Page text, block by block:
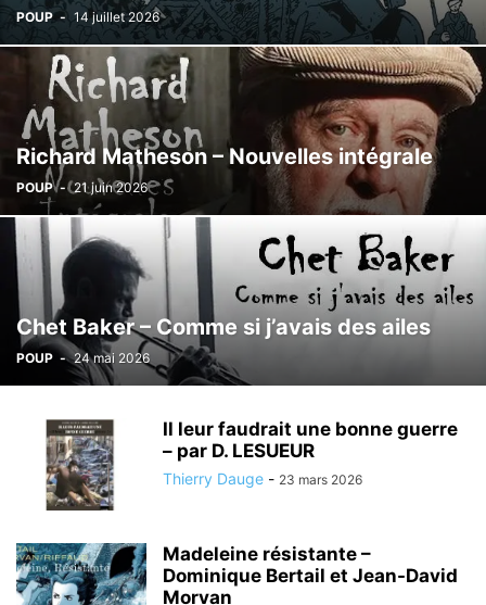
POUP - 14 juillet 2026
Richard Matheson – Nouvelles intégrale
POUP - 21 juin 2026
Chet Baker – Comme si j’avais des ailes
POUP - 24 mai 2026
Il leur faudrait une bonne guerre
– par D. LESUEUR
Thierry Dauge - 23 mars 2026
Madeleine résistante –
Dominique Bertail et Jean-David
Morvan